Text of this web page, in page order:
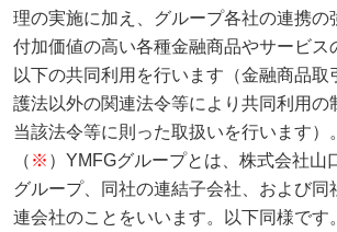
理の実施に加え、グループ各社の連携の
付加価値の高い各種金融商品やサービス
以下の共同利用を行います（金融商品取
護法以外の関連法令等により共同利用の
当該法令等に則った取扱いを行います）。
（ ※ ）YMFGグループとは、株式会社山
グループ、同社の連結子会社、および同
連会社のことをいいます。以下同様です。